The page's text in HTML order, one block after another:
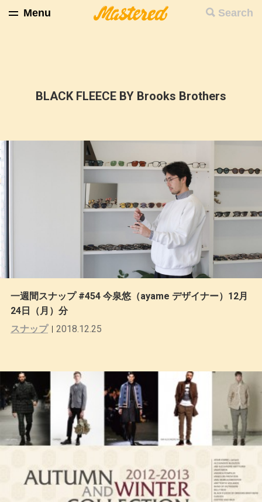
Search
Menu
BLACK FLEECE BY Brooks Brothers
一週間スナップ #454 今泉悠（ayame デザイナー）12月
24日（月）分
スナップ
2018.12.25